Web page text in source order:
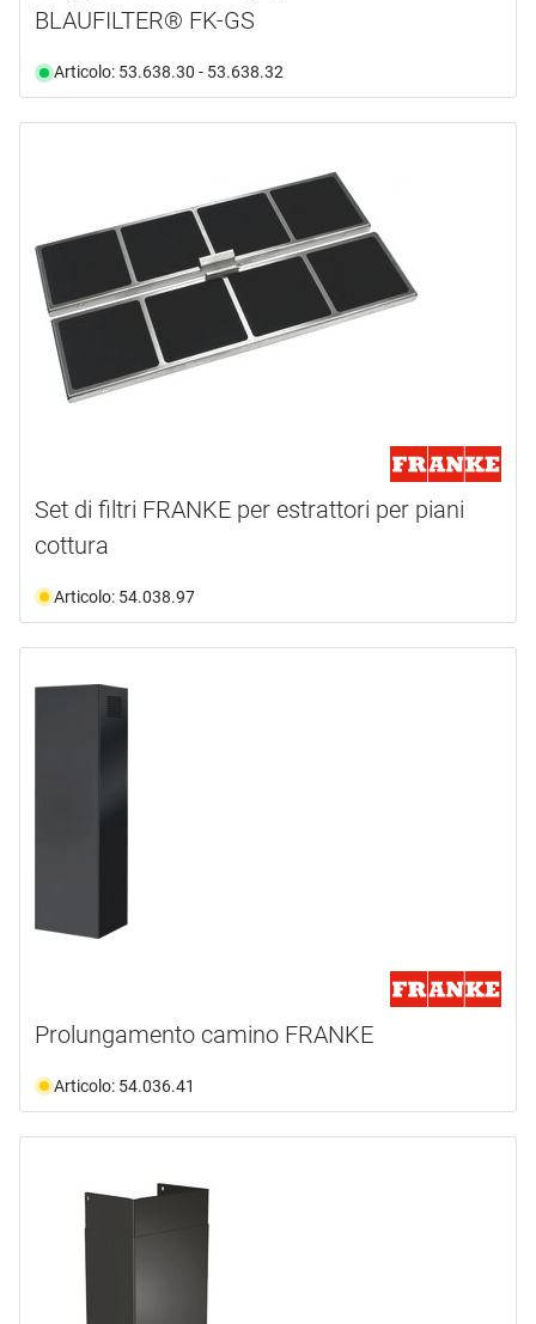
BLAUFILTER® FK-GS
Articolo: 53.638.30 - 53.638.32
Set di filtri FRANKE per estrattori per piani
cottura
Articolo: 54.038.97
Prolungamento camino FRANKE
Articolo: 54.036.41